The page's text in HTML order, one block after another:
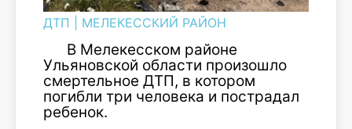
ДТП МЕЛЕКЕССКИЙ РАЙОН
В Мелекесском районе
Ульяновской области произошло
смертельное ДТП, в котором
погибли три человека и пострадал
ребенок.